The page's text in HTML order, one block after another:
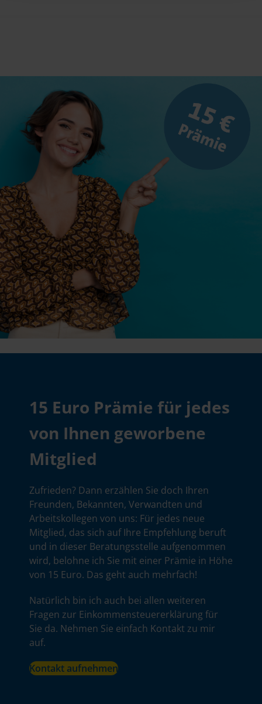
15 Euro Prämie für jedes
von Ihnen geworbene
Mitglied
Zufrieden? Dann erzählen Sie doch Ihren
Freunden, Bekannten, Verwandten und
Arbeitskollegen von uns: Für jedes neue
Mitglied, das sich auf Ihre Empfehlung beruft
und in dieser Beratungsstelle aufgenommen
wird, belohne ich Sie mit einer Prämie in Höhe
von 15 Euro. Das geht auch mehrfach!
Natürlich bin ich auch bei allen weiteren
Fragen zur Einkommensteuererklärung für
Sie da. Nehmen Sie einfach Kontakt zu mir
auf.
Kontakt aufnehmen